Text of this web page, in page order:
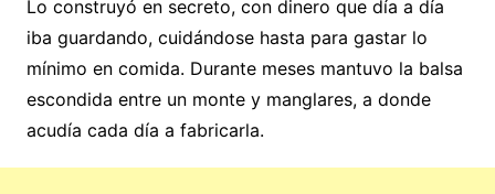
Lo construyó en secreto, con dinero que día a día
iba guardando, cuidándose hasta para gastar lo
mínimo en comida. Durante meses mantuvo la balsa
escondida entre un monte y manglares, a donde
acudía cada día a fabricarla.